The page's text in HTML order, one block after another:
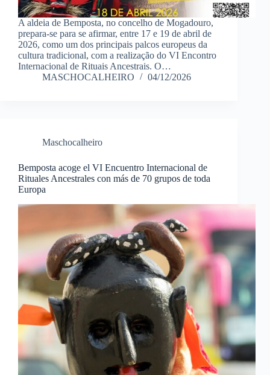
A aldeia de Bemposta, no concelho de Mogadouro,
prepara-se para se afirmar, entre 17 e 19 de abril de
2026, como um dos principais palcos europeus da
cultura tradicional, com a realização do VI Encontro
Internacional de Rituais Ancestrais. O…
MASCHOCALHEIRO
04/12/2026
Maschocalheiro
Bemposta acoge el VI Encuentro Internacional de
Rituales Ancestrales con más de 70 grupos de toda
Europa